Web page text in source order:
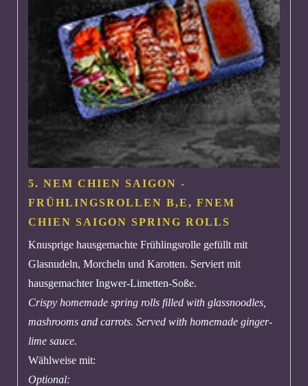
5. NEM CHIEN SAIGON -
FRÜHLINGSROLLEN B,E, FNEM
CHIEN SAIGON SPRING ROLLS
Knusprige hausgemachte Frühlingsrolle gefüllt mit
Glasnudeln, Morcheln und Karotten. Serviert mit
hausgemachter Ingwer-Limetten-Soße.
Crispy homemade spring rolls filled with glassnoodles,
mashrooms and carrots. Served with homemade ginger-
lime sauce.
Wählweise mit:
Optional: